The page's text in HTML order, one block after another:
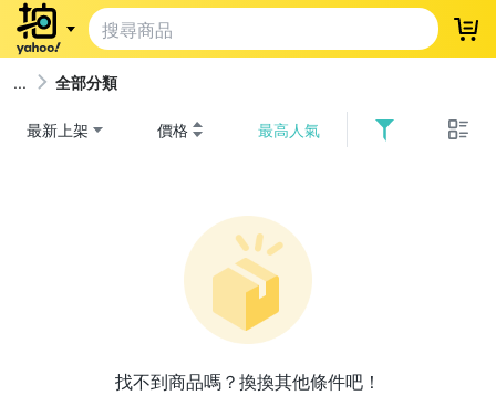
登
全部分類
最新上架 價格 最高人氣
找不到商品嗎？換換其他條件吧！